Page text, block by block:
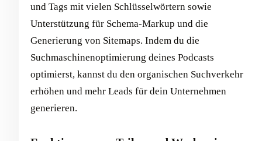
und Tags mit vielen Schlüsselwörtern sowie
Unterstützung für Schema-Markup und die
Generierung von Sitemaps. Indem du die
Suchmaschinenoptimierung deines Podcasts
optimierst, kannst du den organischen Suchverkehr
erhöhen und mehr Leads für dein Unternehmen
generieren.